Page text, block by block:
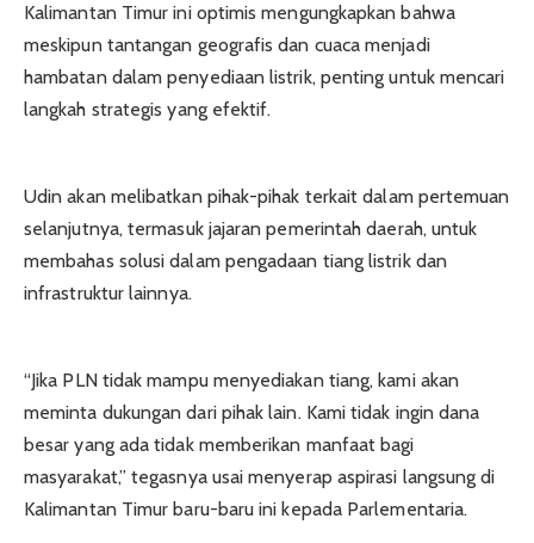
Kalimantan Timur ini optimis mengungkapkan bahwa
meskipun tantangan geografis dan cuaca menjadi
hambatan dalam penyediaan listrik, penting untuk mencari
langkah strategis yang efektif.
Udin akan melibatkan pihak-pihak terkait dalam pertemuan
selanjutnya, termasuk jajaran pemerintah daerah, untuk
membahas solusi dalam pengadaan tiang listrik dan
infrastruktur lainnya.
“Jika PLN tidak mampu menyediakan tiang, kami akan
meminta dukungan dari pihak lain. Kami tidak ingin dana
besar yang ada tidak memberikan manfaat bagi
masyarakat,” tegasnya usai menyerap aspirasi langsung di
Kalimantan Timur baru-baru ini kepada Parlementaria.